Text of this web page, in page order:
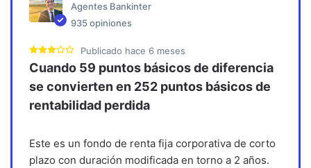
Agentes Bankinter
935 opiniones
Publicado hace 6 meses
Cuando 59 puntos básicos de diferencia
se convierten en 252 puntos básicos de
rentabilidad perdida
Este es un fondo de renta fija corporativa de corto
plazo con duración modificada en torno a 2 años.